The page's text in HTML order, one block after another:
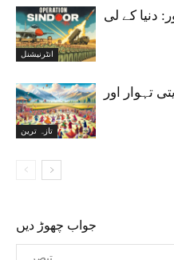
انٹرنیشنل
تازہ ترین
جواب چھوڑ دیں